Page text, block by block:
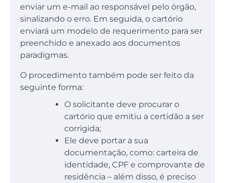
enviar um e-mail ao responsável pelo órgão,
sinalizando o erro. Em seguida, o cartório
enviará um modelo de requerimento para ser
preenchido e anexado aos documentos
paradigmas.
O procedimento também pode ser feito da
seguinte forma:
O solicitante deve procurar o
cartório que emitiu a certidão a ser
corrigida;
Ele deve portar a sua
documentação, como: carteira de
identidade, CPF e comprovante de
residência – além disso, é preciso